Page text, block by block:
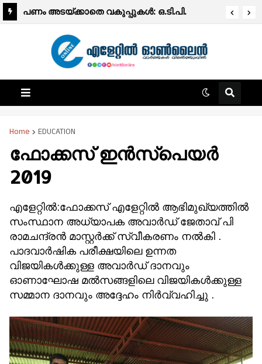
പണം അടയ്ക്കാതെ വകുപ്പുകൾ: ഒ.ടി.പി.
പ്രഭാത വാർത്തകൾ
Home EDUCATION
ഫോക്കസ് ഇന്‍സ്പെയര്‍
2019
എളേറ്റില്‍:ഫോക്കസ് എളേറ്റില്‍ ആഭിമുഖ്യത്തില്‍
സംസ്ഥാന അധ്യാപക അവാര്‍ഡ് ജേതാവ് പി
രാമചന്ദ്രന്‍ മാസ്റ്റര്‍ക്ക് സ്വീകരണം നല്‍കി .
പാദവാര്‍ഷിക പരീക്ഷയിലെ ഉന്നത
വിജയികള്‍ക്കുള്ള അവാര്‍ഡ് ദാനവും
ഓണാഘോഷ മല്‍സങ്ങളിലെ വിജയികള്‍ക്കുള്ള
സമ്മാന ദാനവും അദ്ദേഹം നിര്‍വ്വഹിച്ചു .